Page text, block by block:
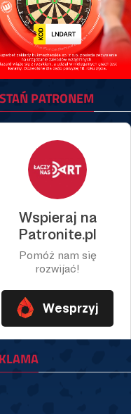
PATRONEM